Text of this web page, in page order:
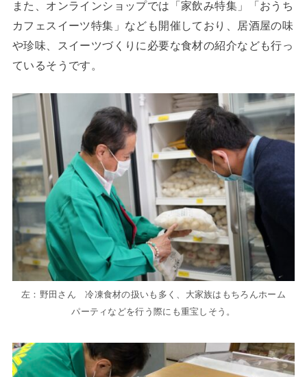
また、オンラインショップでは「家飲み特集」「おうち
カフェスイーツ特集」なども開催しており、居酒屋の味
や珍味、スイーツづくりに必要な食材の紹介なども行っ
ているそうです。
左：野田さん 冷凍食材の扱いも多く、大家族はもちろんホーム
パーティなどを行う際にも重宝しそう。